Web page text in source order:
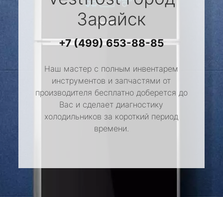
Зарайск
+7 (499) 653-88-85
Наш мастер с полным инвентарем
инструментов и запчастями от
производителя бесплатно доберется до
Вас и сделает диагностику
холодильников за короткий период
времени.